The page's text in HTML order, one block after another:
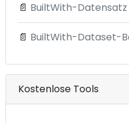
📄 BuiltWith-
📄 BuiltWith-Dataset-
Kostenlose Tools